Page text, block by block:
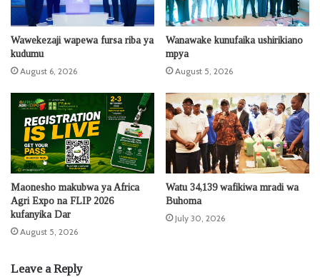
Wawekezaji wapewa fursa riba ya
kudumu
August 6, 2026
Wanawake kunufaika ushirikiano
mpya
August 5, 2026
Maonesho makubwa ya Africa
Agri Expo na FLIP 2026
kufanyika Dar
August 5, 2026
Watu 34,139 wafikiwa mradi wa
Buhoma
July 30, 2026
Leave a Reply